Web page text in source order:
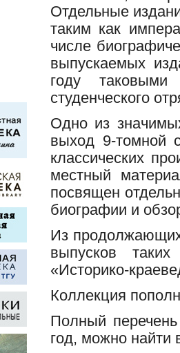
Отдельные
таким как
числе
выпускаемых
году
студенческого
Одно из
выход 9-томной
классических
местный
посвящен
биографии и
Из
выпусков
«Историко-
Коллекция
Полный
год, можно найти